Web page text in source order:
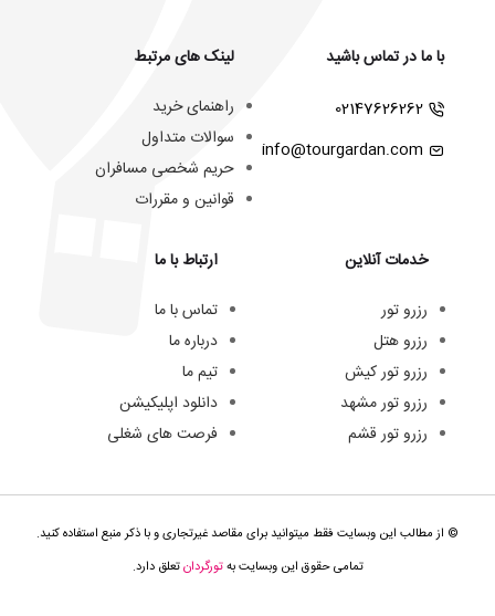
با ما در تماس باشید
02147626262
info@tourgardan.com
خدمات آنلاین
رزرو تور
رزرو هتل
رزرو تور کیش
رزرو تور مشهد
رزرو تور قشم
لینک های مرتبط
راهنمای خرید
سوالات متداول
حریم شخصی مسافران
قوانین و مقررات
ارتباط با ما
تماس با ما
درباره ما
تیم ما
دانلود اپلیکیشن
فرصت های شغلی
© از مطالب این وبسایت فقط میتوانید برای مقاصد غیرتجاری و با ذکر منبع استفاده کنید.
تمامی حقوق این وبسایت بهتورگردانتعلق دارد.